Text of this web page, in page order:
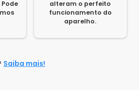
alteram o perfeito
funcionamento do
aparelho.
Saiba mais!